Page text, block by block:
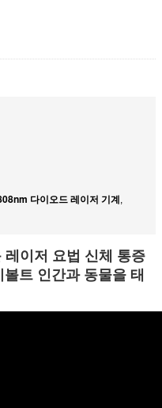
다이오드 레이저 기계,
이저 요법 신체 통증
트 인간과 동물을 태